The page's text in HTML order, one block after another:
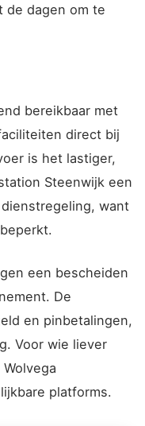
de dagen om te
bereikbaar met
direct bij
is het lastiger,
Steenwijk een
want
een bescheiden
De
en pinbetalingen,
Voor wie liever
platforms.